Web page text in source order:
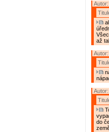
Autor:
až
Autor:
Autor:
do